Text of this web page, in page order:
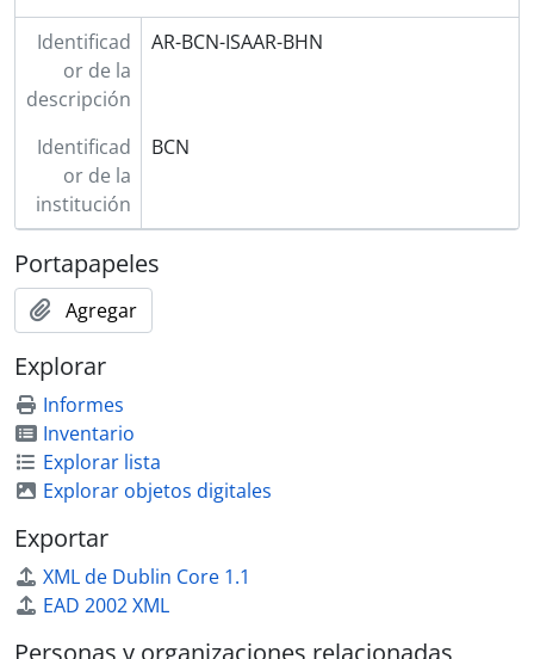
Identificad
or de la
descripción
AR-BCN-ISAAR-BHN
Identificad
or de la
institución
BCN
Portapapeles
Agregar
Explorar
Informes
Inventario
Explorar lista
Explorar objetos digitales
Exportar
XML de Dublin Core 1.1
EAD 2002 XML
Personas y organizaciones relacionadas